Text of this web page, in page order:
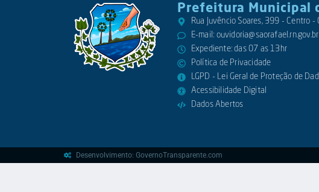
Prefeitura Municipal
Rua Juvêncio Soares, 399 - Centro
E-mail: ouvidoria@saorafael.rn.gov.br
Expediente: das 07 as 13hr
Política de Privacidade
LGPD - Lei Geral de Proteção de
Acessibilidade Digital
Dados Abertos
Desenvolvimento: GovernoTransparente.com